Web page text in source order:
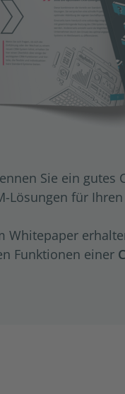
Sie ein gutes
Lösungen für
Whitepaper
Funktionen einer